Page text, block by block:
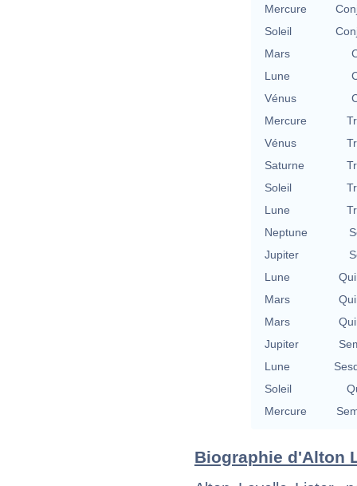
Mercure
Soleil
Mars
Lune
Vénus
Mercure
Vénus
Saturne
Soleil
Lune
Neptune
Jupiter
Lune
Mars
Mars
Jupiter
Lune
Soleil
Mercure
Biographie d'Alton